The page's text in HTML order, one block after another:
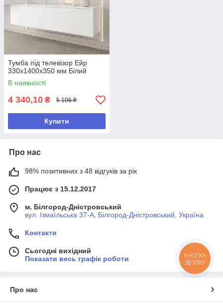
Тумба під телевізор Ейр
330х1400х350 мм Білий
В наявності
4 340,10 ₴ 5 106 ₴
Купити
Про нас
98% позитивних з 48 відгуків за рік
Працює з 15.12.2017
м. Білгород-Дністровський
вул. Ізмаїльська 37-А, Білгород-Дністровський, Україна
Контакти
Сьогодні вихідний
Показати весь графік роботи
Про нас
КНОПКА
ЗВ'ЯЗКУ